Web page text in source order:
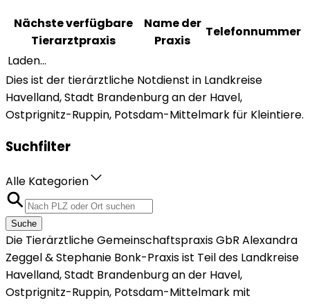
Nächste verfügbare
Tierarztpraxis
Name der
Praxis
Telefonnummer
Laden...
Dies ist der tierärztliche Notdienst in Landkreise
Havelland, Stadt Brandenburg an der Havel,
Ostprignitz-Ruppin, Potsdam-Mittelmark für Kleintiere.
Suchfilter
Alle Kategorien
Suche
Die Tierärztliche Gemeinschaftspraxis GbR Alexandra
Zeggel & Stephanie Bonk-Praxis ist Teil des Landkreise
Havelland, Stadt Brandenburg an der Havel,
Ostprignitz-Ruppin, Potsdam-Mittelmark mit